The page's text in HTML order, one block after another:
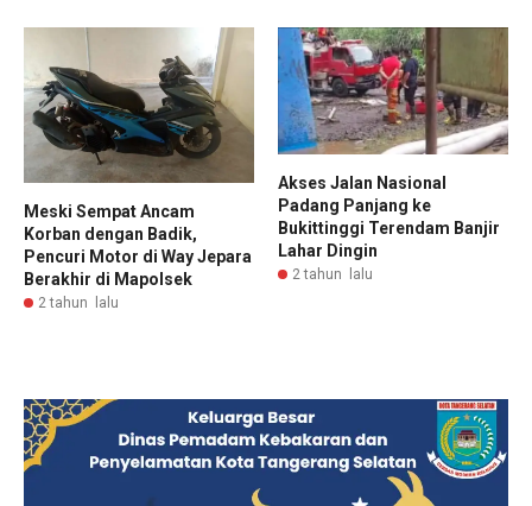
Meski Sempat Ancam
Korban dengan Badik,
Pencuri Motor di Way Jepara
Berakhir di Mapolsek
2 tahun lalu
Akses Jalan Nasional
Padang Panjang ke
Bukittinggi Terendam Banjir
Lahar Dingin
2 tahun lalu